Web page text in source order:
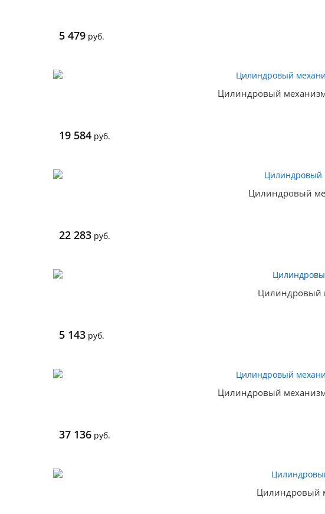
5 479 руб.
Цилиндровый механизм
19 584 руб.
Цилиндровый
22 283 руб.
Цилиндровый
5 143 руб.
Цилиндровый механизм
37 136 руб.
Цилиндровый